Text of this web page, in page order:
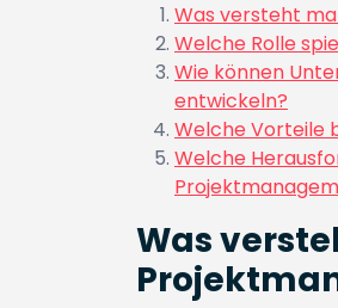
Was versteht
Welche Rolle
Wie können
entwickeln?
Welche Vorteile
Welche
Was